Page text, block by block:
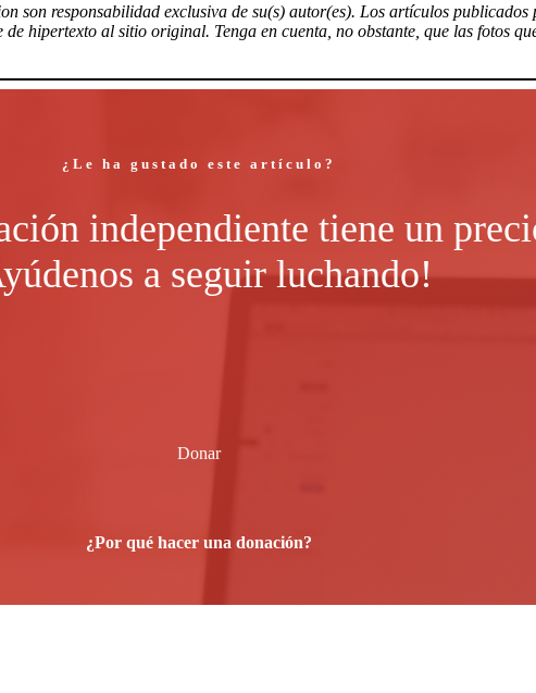
son responsabilidad exclusiva de su(s) autor(es). Los artículos
hipertexto al sitio original. Tenga en cuenta, no obstante, que las fotos
¿Le ha gustado este artículo?
independiente tiene un
a seguir luchando!
Donar
¿Por qué hacer una donación?